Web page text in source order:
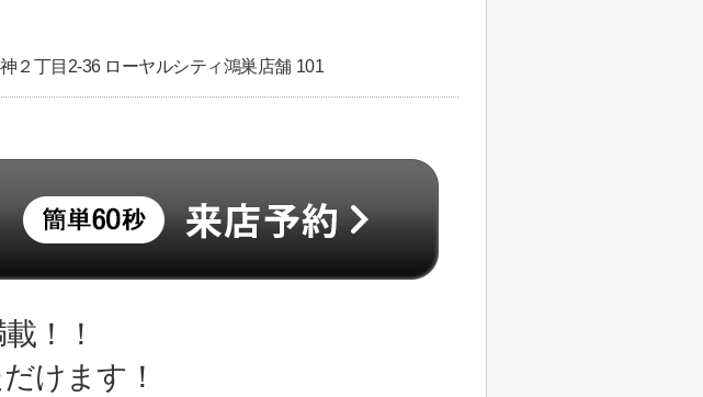
２丁目2-36 ローヤルシティ鴻巣店舗 101
！！
けます！